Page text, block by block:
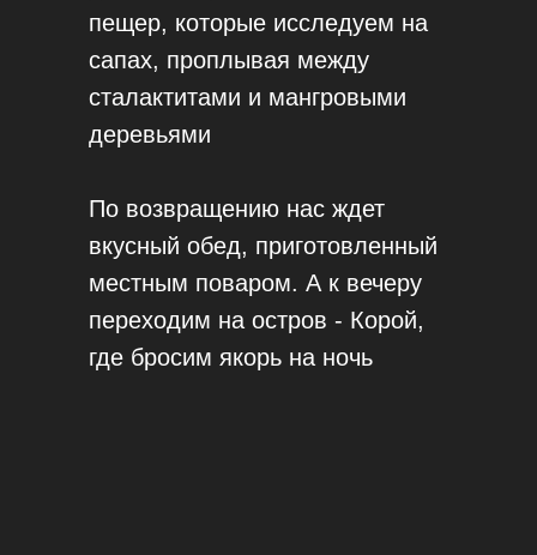
пещер, которые исследуем на
сапах, проплывая между
сталактитами и мангровыми
деревьями
По возвращению нас ждет
вкусный обед, приготовленный
местным поваром. А к вечеру
переходим на остров - Корой,
где бросим якорь на ночь